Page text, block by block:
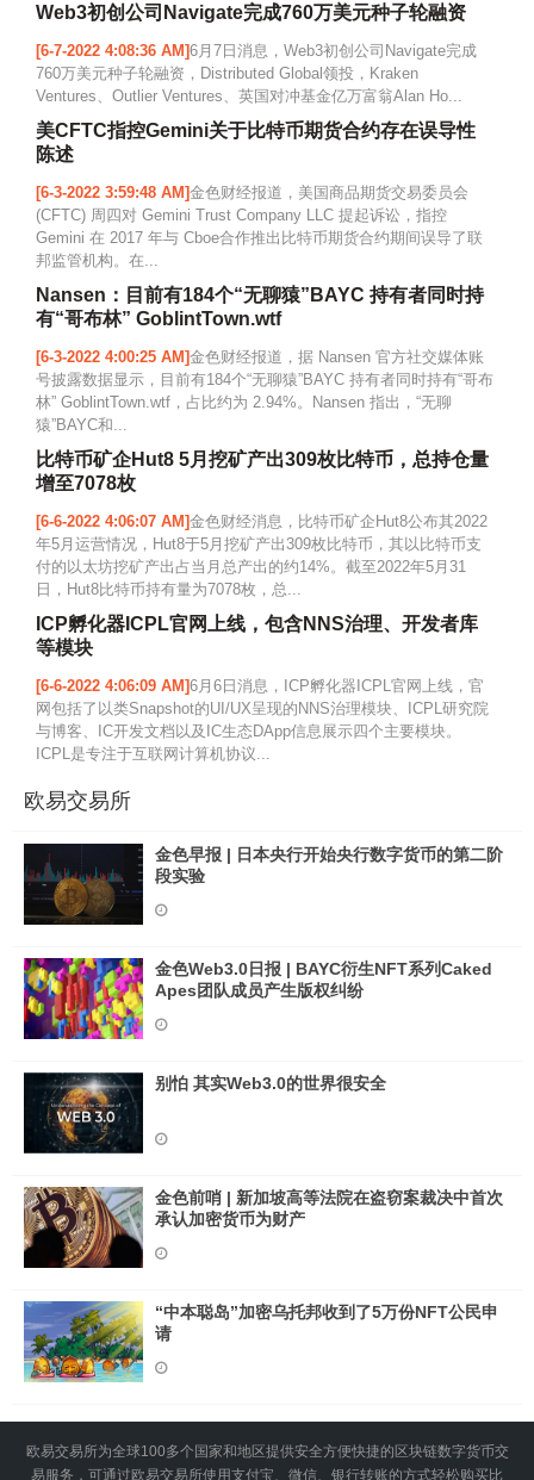
Web3初创公司Navigate完成760万美元种子轮融资
[6-7-2022 4:08:36 AM]6月7日消息，Web3初创公司Navigate完成
760万美元种子轮融资，Distributed Global领投，Kraken
Ventures、Outlier Ventures、英国对冲基金亿万富翁Alan Ho...
美CFTC指控Gemini关于比特币期货合约存在误导性
陈述
[6-3-2022 3:59:48 AM]金色财经报道，美国商品期货交易委员会
(CFTC) 周四对 Gemini Trust Company LLC 提起诉讼，指控
Gemini 在 2017 年与 Cboe合作推出比特币期货合约期间误导了联
邦监管机构。在...
Nansen：目前有184个“无聊猿”BAYC 持有者同时持
有“哥布林” GoblintTown.wtf
[6-3-2022 4:00:25 AM]金色财经报道，据 Nansen 官方社交媒体账
号披露数据显示，目前有184个“无聊猿”BAYC 持有者同时持有“哥布
林” GoblintTown.wtf，占比约为 2.94%。Nansen 指出，“无聊
猿”BAYC和...
比特币矿企Hut8 5月挖矿产出309枚比特币，总持仓量
增至7078枚
[6-6-2022 4:06:07 AM]金色财经消息，比特币矿企Hut8公布其2022
年5月运营情况，Hut8于5月挖矿产出309枚比特币，其以比特币支
付的以太坊挖矿产出占当月总产出的约14%。截至2022年5月31
日，Hut8比特币持有量为7078枚，总...
ICP孵化器ICPL官网上线，包含NNS治理、开发者库
等模块
[6-6-2022 4:06:09 AM]6月6日消息，ICP孵化器ICPL官网上线，官
网包括了以类Snapshot的UI/UX呈现的NNS治理模块、ICPL研究院
与博客、IC开发文档以及IC生态DApp信息展示四个主要模块。
ICPL是专注于互联网计算机协议...
欧易交易所
金色早报 | 日本央行开始央行数字货币的第二阶
段实验
金色Web3.0日报 | BAYC衍生NFT系列Caked
Apes团队成员产生版权纠纷
别怕 其实Web3.0的世界很安全
金色前哨 | 新加坡高等法院在盗窃案裁决中首次
承认加密货币为财产
“中本聪岛”加密乌托邦收到了5万份NFT公民申
请
欧易交易所为全球100多个国家和地区提供安全方便快捷的区块链数字货币交
易服务，可通过欧易交易所使用支付宝、微信、银行转账的方式轻松购买比